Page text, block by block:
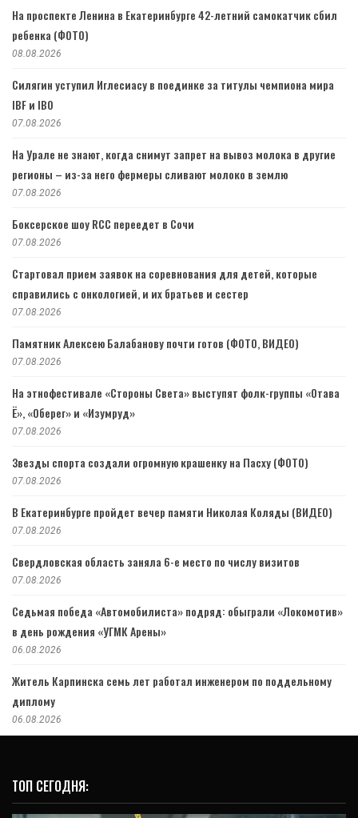
На проспекте Ленина в Екатеринбурге 42-летний самокатчик сбил
ребенка (ФОТО)
08.08.2026
Силягин уступил Иглесиасу в поединке за титулы чемпиона мира
IBF и IBO
07.08.2026
На Урале не знают, когда снимут запрет на вывоз молока в другие
регионы – из-за него фермеры сливают молоко в землю
07.08.2026
Боксерское шоу RCC переедет в Сочи
07.08.2026
Стартовал прием заявок на соревнования для детей, которые
справились с онкологией, и их братьев и сестер
07.08.2026
Памятник Алексею Балабанову почти готов (ФОТО, ВИДЕО)
07.08.2026
На этнофестивале «Стороны Света» выступят фолк-группы «Отава
Ё», «Оберег» и «Изумруд»
07.08.2026
Звезды спорта создали огромную крашенку на Пасху (ФОТО)
07.08.2026
В Екатеринбурге пройдет вечер памяти Николая Коляды (ВИДЕО)
07.08.2026
Свердловская область заняла 6-е место по числу визитов
07.08.2026
Седьмая победа «Автомобилиста» подряд: обыграли «Локомотив»
в день рождения «УГМК Арены»
06.08.2026
Житель Карпинска семь лет работал инженером по поддельному
диплому
06.08.2026
ТОП СЕГОДНЯ: